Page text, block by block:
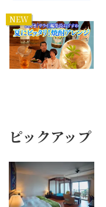
NEW
ピックアップ